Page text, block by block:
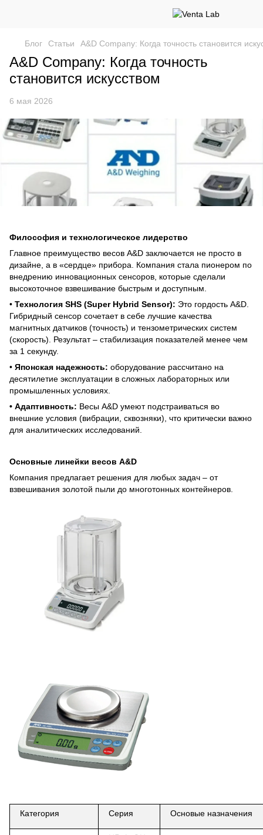
Блог Статьи A&D Company: Когда точность становится
A&D Company: Когда точность
становится искусством
6 мая 2026
Философия и технологическое лидерство
Главное преимущество весов A&D заключается не просто в
дизайне, а в «сердце» прибора. Компания стала пионером по
внедрению инновационных сенсоров, которые сделали
высокоточное взвешивание быстрым и доступным.
• Технология SHS (Super Hybrid Sensor): Это гордость A&D.
Гибридный сенсор сочетает в себе лучшие качества
магнитных датчиков (точность) и тензометрических систем
(скорость). Результат – стабилизация показателей менее чем
за 1 секунду.
• Японская надежность: оборудование рассчитано на
десятилетие эксплуатации в сложных лабораторных или
промышленных условиях.
• Адаптивность: Весы A&D умеют подстраиваться во
внешние условия (вибрации, сквозняки), что критически важно
для аналитических исследований.
Основные линейки весов A&D
Компания предлагает решения для любых задач – от
взвешивания золотой пыли до многотонных контейнеров.
Категория Серия Основые назначения